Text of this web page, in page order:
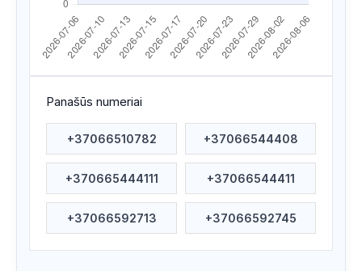
Apsilankyta ataskaitoje 2026/07/17 12:43
Apsilankyta ataskaitoje 2026/07/16 20:36
Apsilankyta ataskaitoje 2026/07/14 09:55
Apsilankyta ataskaitoje 2026/07/14 08:10
Apsilankyta ataskaitoje 2026/07/13 22:15
Panašūs numeriai
+37066510782 +37066544408
+370665444111 +37066544411
+37066592713 +37066592745